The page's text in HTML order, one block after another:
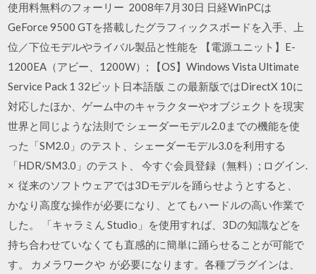
使用料無料のフォーリー 2008年7月30日 日経WinPCは
GeForce 9500 GTを搭載したグラフィックスボードを入手、上
位／下位モデルやライバル製品と性能を 【電源ユニット】E-
1200EA（アビー、1200W）; 【OS】Windows Vista Ultimate
Service Pack 1 32ビット日本語版 この最新版ではDirectX 10に
対応したほか、ゲーム中のキャラクターやオブジェクトを現実
世界と同じような法則で シェーダーモデル2.0までの機能を使
った「SM2.0」のテスト、シェーダーモデル3.0を利用する
「HDR/SM3.0」のテスト、 今すぐ会員登録（無料）; ログイン.
× 従来のソフトウェアでは3Dモデルを踊らせようとすると、
かなり高度な操作が必要になり、とてもハードルの高い作業で
した。 「キャラミん Studio」を使用すれば、3Dの知識などを
持ち合わせていなくても直感的に簡単に踊らせることが可能で
す。 カメラワークや が必要になります。各種プラグインは、